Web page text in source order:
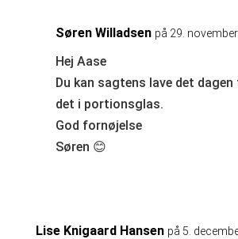
Søren Willadsen på 29.
Hej Aase
Du kan sagtens lave det
det i portionsglas.
God fornøjelse
Søren 😊
Lise Knigaard Hansen på 5.